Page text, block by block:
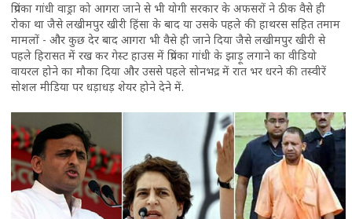
प्रियंका गांधी वाड्रा को आगरा जाने से भी योगी सरकार के अफसरों ने ठीक वैसे ही
रोका था जैसे लखीमपुर खीरी हिंसा के बाद या उसके पहले की हाथरस सहित तमाम
मामलों - और कुछ देर बाद आगरा भी वैसे ही जाने दिया जैसे लखीमपुर खीरी से
पहले हिरासत में रख कर गेस्ट हाउस में प्रियंका गांधी के झाड़ू लगाने का वीडियो
वायरल होने का मौका दिया और उससे पहले सोनभद्र में रात भर धरने की तस्वीरें
सोशल मीडिया पर धड़ाधड़ शेयर होने देने में.